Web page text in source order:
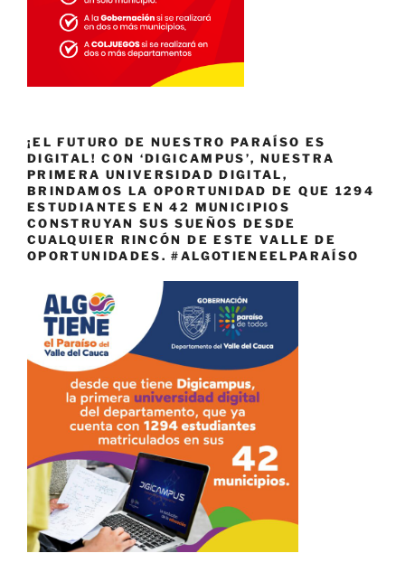
¡EL FUTURO DE NUESTRO PARAÍSO ES
DIGITAL! CON ‘DIGICAMPUS’, NUESTRA
PRIMERA UNIVERSIDAD DIGITAL,
BRINDAMOS LA OPORTUNIDAD DE QUE 1294
ESTUDIANTES EN 42 MUNICIPIOS
CONSTRUYAN SUS SUEÑOS DESDE
CUALQUIER RINCÓN DE ESTE VALLE DE
OPORTUNIDADES. #ALGOTIENEELPARAÍSO